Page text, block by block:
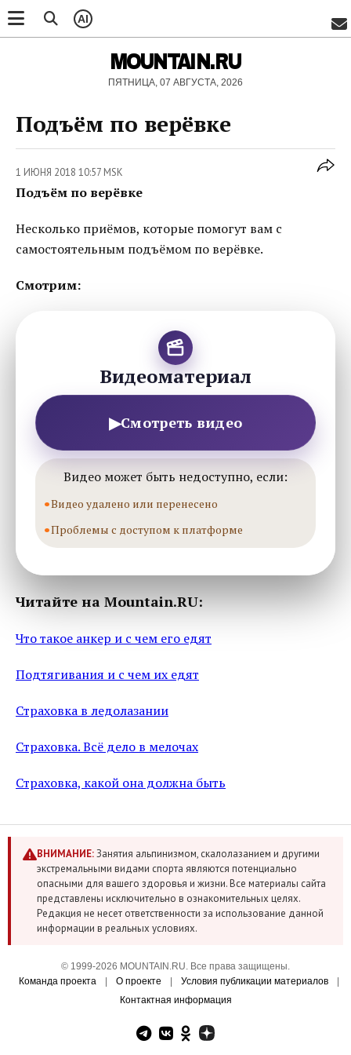
AI
MOUNTAIN.RU
ПЯТНИЦА, 07 АВГУСТА, 2026
Подъём по верёвке
1 ИЮНЯ 2018 10:57 MSK
Подъём по верёвке
Несколько приёмов, которые помогут вам с
самостоятельным подъёмом по верёвке.
Смотрим:
Видеоматериал
▶Смотреть видео
Видео может быть недоступно, если:
Видео удалено или перенесено
Проблемы с доступом к платформе
Читайте на Mountain.RU:
Что такое анкер и с чем его едят
Подтягивания и с чем их едят
Страховка в ледолазании
Страховка. Всё дело в мелочах
Страховка, какой она должна быть
ВНИМАНИЕ:Занятия альпинизмом, скалолазанием и другими
экстремальными видами спорта являются потенциально
опасными для вашего здоровья и жизни. Все материалы сайта
представлены исключительно в ознакомительных целях.
Редакция не несет ответственности за использование данной
информации в реальных условиях.
© 1999-2026 MOUNTAIN.RU. Все права защищены.
Команда проекта
О проекте Условия публикации материалов
Контактная информация